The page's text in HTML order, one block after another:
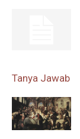
Tanya Jawab